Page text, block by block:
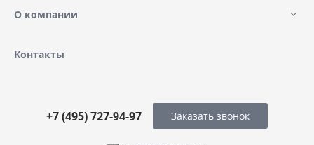
О компании
Контакты
+7 (495) 727-94-97 Заказать звонок